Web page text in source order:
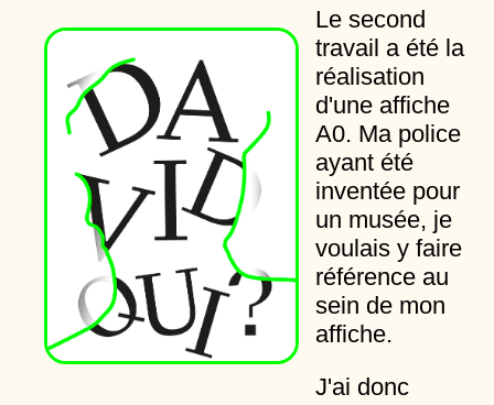
Le second
travail a été la
réalisation
d'une affiche
A0. Ma police
ayant été
inventée pour
un musée, je
voulais y faire
référence au
sein de mon
affiche.
J'ai donc